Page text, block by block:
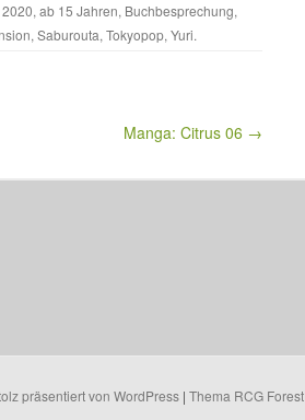
2020, ab 15 Jahren, Buchbesprechung,
, Saburouta, Tokyopop, Yuri.
Manga: Citrus 06 →
präsentiert von WordPress| Thema RCG Forest